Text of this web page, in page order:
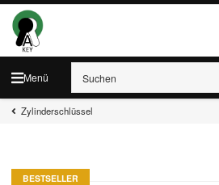
Menü
Zylinderschlüssel
BESTSELLER